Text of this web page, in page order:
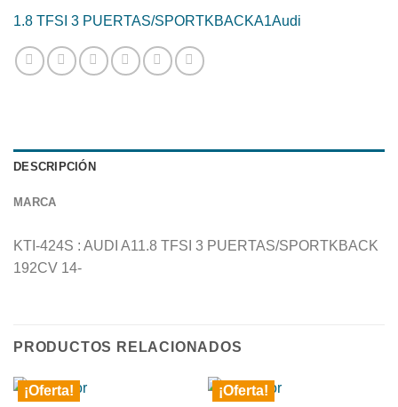
1.8 TFSI 3 PUERTAS/SPORTKBACKA1Audi
DESCRIPCIÓN
MARCA
KTI-424S : AUDI A11.8 TFSI 3 PUERTAS/SPORTKBACK
192CV 14-
PRODUCTOS RELACIONADOS
¡Oferta! ¡Oferta!